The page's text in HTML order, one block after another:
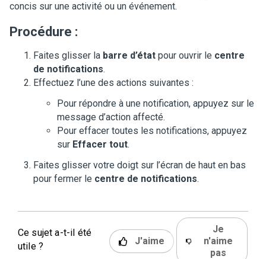
concis sur une activité ou un événement.
Procédure :
Faites glisser la barre d’état pour ouvrir le centre
de notifications.
Effectuez l’une des actions suivantes :
Pour répondre à une notification, appuyez sur le
message d’action affecté.
Pour effacer toutes les notifications, appuyez
sur Effacer tout.
Faites glisser votre doigt sur l’écran de haut en bas
pour fermer le centre de notifications.
Ce sujet a-t-il été
utile ?
J'aime
Je
n'aime
pas